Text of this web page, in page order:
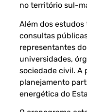
no território sul-
Além dos
consultas
representantes
universidades,
sociedade civil. A
planejamento
energética do